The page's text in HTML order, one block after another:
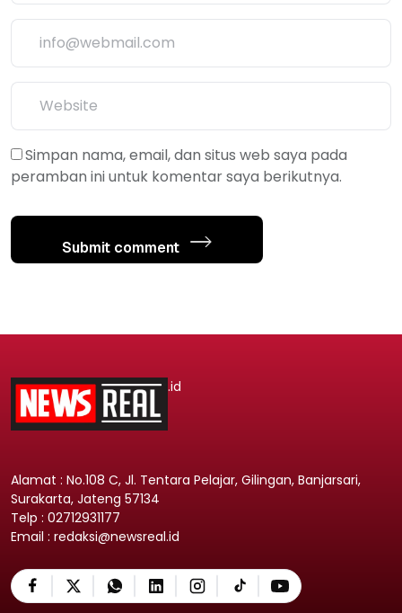
Simpan nama, email, dan situs web saya pada
peramban ini untuk komentar saya berikutnya.
Submit comment
.id
Alamat : No.108 C, Jl. Tentara Pelajar, Gilingan, Banjarsari,
Surakarta, Jateng 57134
Telp : 02712931177
Email : redaksi@newsreal.id